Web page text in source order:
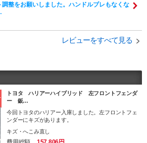
整をお願いしました。ハンドルブレもなくな
レビューをすべて見る
トヨタ ハリアーハイブリッド 左フロントフェンダ
ー 鈑…
今回トヨタのハリアー入庫しました。左フロントフェ
ンダーにキズがあります。
キズ・へこみ直し